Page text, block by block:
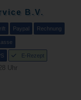
B.V.
Paypal Rechnung
E-Rezept
Uhr